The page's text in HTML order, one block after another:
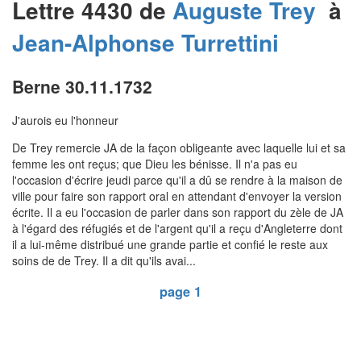
Lettre 4430 de Auguste Trey à
Jean-Alphonse Turrettini
Berne 30.11.1732
J'aurois eu l'honneur
De Trey remercie JA de la façon obligeante avec laquelle lui et sa
femme les ont reçus; que Dieu les bénisse. Il n'a pas eu
l'occasion d'écrire jeudi parce qu'il a dû se rendre à la maison de
ville pour faire son rapport oral en attendant d'envoyer la version
écrite. Il a eu l'occasion de parler dans son rapport du zèle de JA
à l'égard des réfugiés et de l'argent qu'il a reçu d'Angleterre dont
il a lui-même distribué une grande partie et confié le reste aux
soins de de Trey. Il a dit qu'ils avai...
page 1